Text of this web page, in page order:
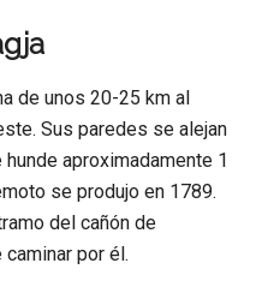
de unos 20-25 km al
Sus paredes se alejan
aproximadamente 1
se produjo en 1789.
del cañón de
por él.